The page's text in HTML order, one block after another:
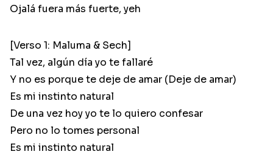
Ojalá fuera más fuerte, yeh
[Verso 1: Maluma & Sech]
Tal vez, algún día yo te fallaré
Y no es porque te deje de amar (Deje de amar)
Es mi instinto natural
De una vez hoy yo te lo quiero confesar
Pero no lo tomes personal
Es mi instinto natural